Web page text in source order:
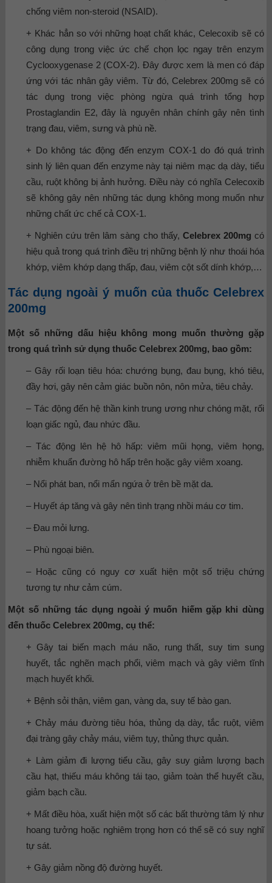
chống viêm non-steroid (NSAID).
+ Khác hẳn so với những hoạt chất khác, Celecoxib sẽ có
công dụng trong việc ức chế chọn lọc ngay trên enzym
Cyclooxygenase 2 (COX-2). Đây được xem là men có đáp
ứng với tác nhân gây viêm. Từ đó, Celebrex 200mg sẽ có
tác dụng trong việc phòng ngừa quá trình tổng hợp
Prostaglandin E2, đây là nguyên nhân chính gây nên tình
trạng đau, viêm, sưng và phù nề.
+ Do không tác động đến enzym COX-1 do đó quá trình
sinh lý liên quan đến enzyme này tại niêm mạc dạ dày, tiểu
cầu, ruột không bị ảnh hưởng. Điều này có nghĩa Celecoxib
sẽ không gây nên những tác dụng không mong muốn như
những chất ức chế cả COX-1.
+ Nghiên cứu trên lâm sàng cho thấy, Celebrex 200mg có
hiệu quả trong quá trình điều trị những bệnh lý như thoái hóa
khớp, viêm khớp dạng thấp, đau, viêm cột sốt dính khớp,…
Tác dụng ngoài ý muốn của thuốc Celebrex
200mg
Một số những dấu hiệu không mong muốn thường gặp
trong quá trình sử dụng thuốc Celebrex 200mg, bao gồm:
– Gây rối loạn tiêu hóa: chướng bụng, đau bụng, khó tiêu,
đầy hơi, gây nên cảm giác buồn nôn, nôn mửa, tiêu chảy.
– Tác động đến hệ thần kinh trung ương như chóng mặt, rối
loạn giấc ngủ, đau nhức đầu.
– Tác động lên hệ hô hấp: viêm mũi họng, viêm họng,
nhiễm khuẩn đường hô hấp trên hoặc gây viêm xoang.
– Nổi phát ban, nổi mẩn ngứa ở trên bề mặt da.
– Huyết áp tăng và gây nên tình trạng nhồi máu cơ tim.
– Đau mỏi lưng.
– Phù ngoại biên.
– Hoặc cũng có nguy cơ xuất hiện một số triệu chứng
tương tự như cảm cúm.
Một số những tác dụng ngoài ý muốn hiếm gặp khi dùng
đến thuốc Celebrex 200mg, cụ thể:
+ Gây tai biến mạch máu não, rung thất, suy tim sung
huyết, tắc nghẽn mạch phổi, viêm mạch và gây viêm tĩnh
mạch huyết khối.
+ Bệnh sỏi thận, viêm gan, vàng da, suy tế bào gan.
+ Chảy máu đường tiêu hóa, thủng dạ dày, tắc ruột, viêm
đại tràng gây chảy máu, viêm tụy, thủng thực quản.
+ Làm giảm đi lượng tiểu cầu, gây suy giảm lượng bạch
cầu hạt, thiếu máu không tái tạo, giảm toàn thể huyết cầu,
giảm bạch cầu.
+ Mất điều hòa, xuất hiện một số các bất thường tâm lý như
hoang tưởng hoặc nghiêm trọng hơn có thể sẽ có suy nghĩ
tự sát.
+ Gây giảm nồng độ đường huyết.